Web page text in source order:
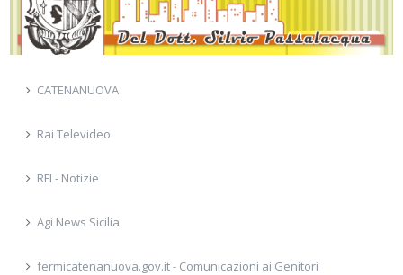
CATENANUOVA
Rai Televideo
RFI - Notizie
Agi News Sicilia
fermicatenanuova.gov.it - Comunicazioni ai Genitori